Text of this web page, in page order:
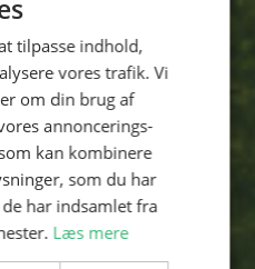
tilpasse indhold,
vores trafik. Vi
om din brug af
annoncerings-
kan kombinere
som du har
har indsamlet fra
Læs mere